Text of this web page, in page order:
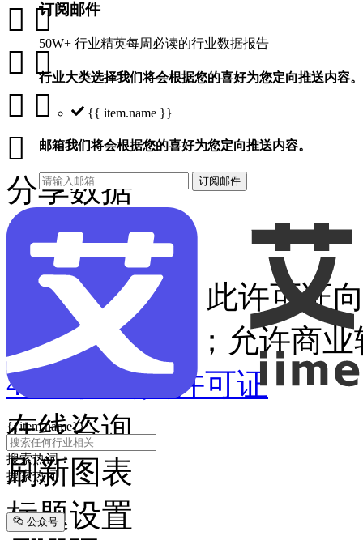
订阅邮件
50W+ 行业精英每周必读的行业数据报告
行业大类选择我们将会根据您的喜好为您定向推送内容。
{{ item.name }}
邮箱我们将会根据您的喜好为您定向推送内容。
订阅邮件
{{item.name}}
搜索热词：
搜索热词
公众号
 
 
 

分享数据

根据CC准则，此许可证
源；禁止修改；允许商
4.0国际公共许可证
在线咨询
刷新图表
标题设置